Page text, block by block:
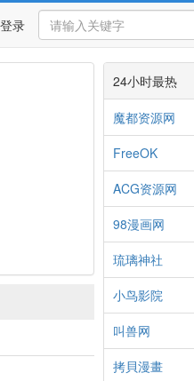
录
24小时最热
魔都资源网
FreeOK
ACG资源网
98漫画网
琉璃神社
小鸟影院
叫兽网
拷貝漫畫